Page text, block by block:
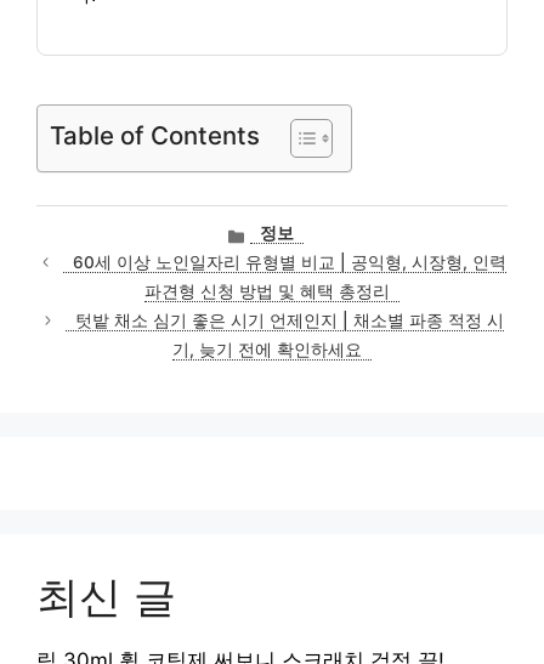
Table of Contents
카
테
고
리
정보
60세 이상 노인일자리 유형별 비교 | 공익형, 시장형, 인력
파견형 신청 방법 및 혜택 총정리
텃밭 채소 심기 좋은 시기 언제인지 | 채소별 파종 적정 시
기, 늦기 전에 확인하세요
최신 글